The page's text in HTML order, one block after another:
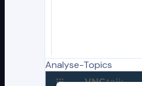
Analyse-Topics